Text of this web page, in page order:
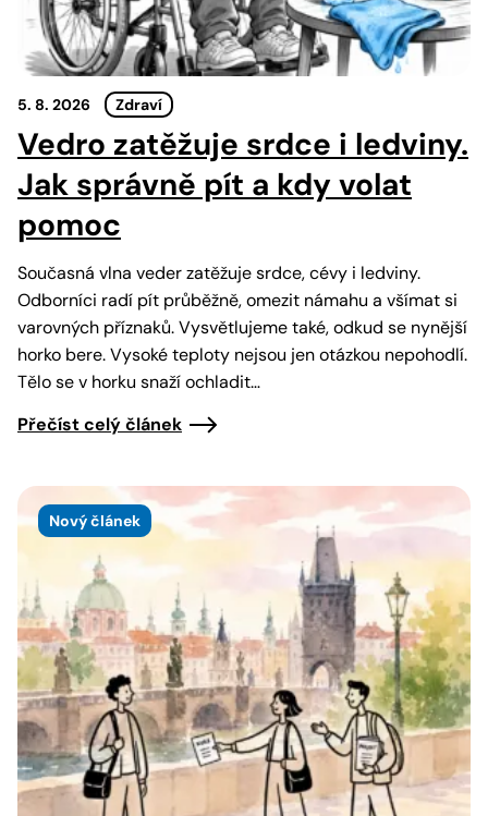
5. 8. 2026 Zdraví
Vedro zatěžuje srdce i ledviny.
Jak správně pít a kdy volat
pomoc
Současná vlna veder zatěžuje srdce, cévy i ledviny.
Odborníci radí pít průběžně, omezit námahu a všímat si
varovných příznaků. Vysvětlujeme také, odkud se nynější
horko bere. Vysoké teploty nejsou jen otázkou nepohodlí.
Tělo se v horku snaží ochladit…
Přečíst celý článek
Nový článek